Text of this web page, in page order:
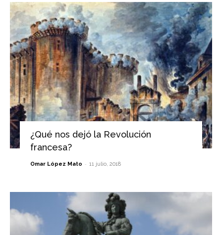
¿Qué nos dejó la Revolución
francesa?
Omar López Mato - 11 julio, 2018